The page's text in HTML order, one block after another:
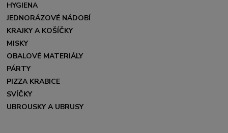
HYGIENA
JEDNORÁZOVÉ NÁDOBÍ
KRAJKY A KOŠÍČKY
MISKY
OBALOVÉ MATERIÁLY
PÁRTY
PIZZA KRABICE
SVÍČKY
UBROUSKY A UBRUSY